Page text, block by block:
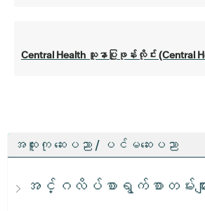
အထူးကု ဆေးပညာ / ပင်မဆေးပညာ
အင်္ဂလိပ်စာရွက်စာတမ်းမျာ
Central Health သူနာပြုဖုန်းလိုင်း (Central